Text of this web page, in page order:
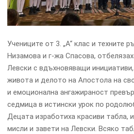
Учениците от 3. „А“ клас и техните
Низамова и г-жа Спасова,
Левски с вдъхновяващи
живота и делото на Апостола на
и емоционална ангажираност
седмица в истински урок по
Децата изработиха красиви табла,
мисли и завети на Левски. Всяко